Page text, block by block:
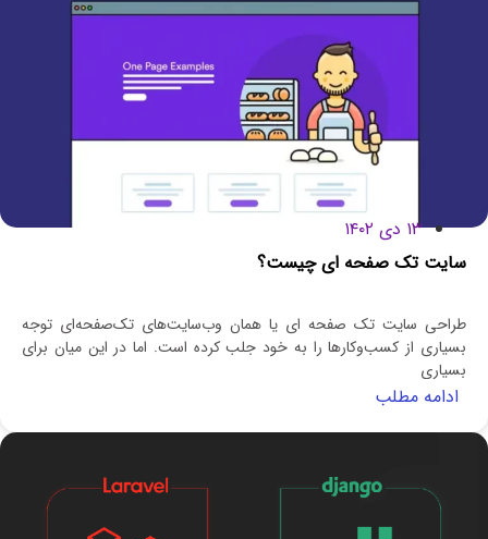
۱۳ دی ۱۴۰۲
سایت تک صفحه ‌ای چیست؟
طراحی سایت تک صفحه ای یا همان وب‌سایت‌های تک‌صفحه‌ای توجه
بسیاری از کسب‌وکارها را به خود جلب کرده است. اما در این میان برای
بسیاری
ادامه مطلب